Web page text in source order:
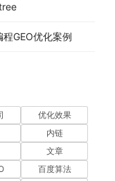
程GEO优化案例
优化效果
内链
文章
百度算法